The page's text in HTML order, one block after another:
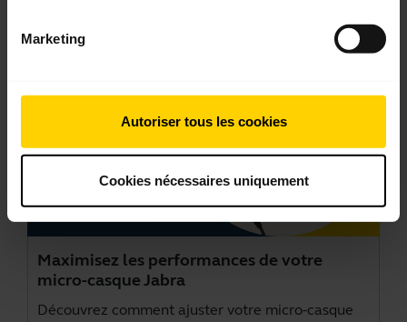
Marketing
Autoriser tous les cookies
Cookies nécessaires uniquement
Maximisez les performances de votre
micro-casque Jabra
Découvrez comment ajuster votre micro-casque